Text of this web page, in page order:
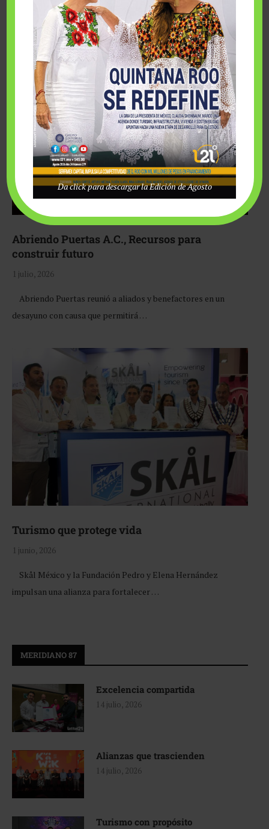
Fairmont Mayakoba y Make-A-Wish México unieron
esfuerzos para hacer realidad el deseo de una …
Abriendo Puertas A.C., Recursos para
construir futuro
1 julio, 2026
Abriendo Puertas reunió a aliados y benefactores en un
desayuno con causa que permitirá …
Turismo que protege vida
1 junio, 2026
Skål México y la Fundación Pedro y Elena Hernández
impulsan una alianza para fortalecer …
MERIDIANO 87
Excelencia compartida
14 julio, 2026
Alianzas que trascienden
14 julio, 2026
Turismo con propósito
Da click para descargar la Edición de Agosto